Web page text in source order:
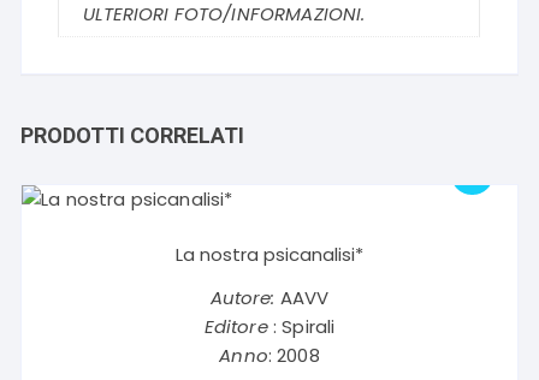
ULTERIORI FOTO/INFORMAZIONI.
PRODOTTI CORRELATI
La nostra psicanalisi*
Autore: AAVV
Editore: Spirali
Anno: 2008